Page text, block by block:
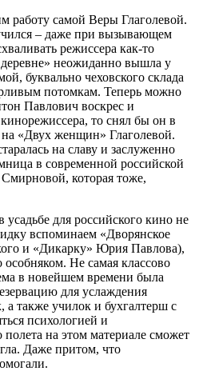
работу самой Веры Глаголевой.
– даже при вызывающем
режиссера как-то
неожиданно вышла у
буквально чеховского склада
потомкам. Теперь можно
Павлович воскрес и
то снял бы он в
на «Двух женщин» Глаголевой.
на славу и заслуженно
в современной российской
которая тоже,
для российского кино не
вспоминаем «Дворянское
и «Дикарку» Юрия Павлова),
особняком. Не самая классово
в новейшем времени была
для услаждения
а также училок и бухгалтерш с
психологией и
на этом материале сможет
Даже притом, что